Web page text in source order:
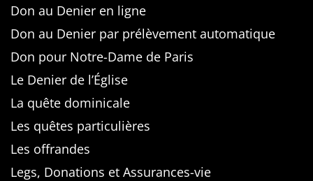
Don au Denier en ligne
Don au Denier par prélèvement automatique
Don pour Notre-Dame de Paris
Le Denier de l’Église
La quête dominicale
Les quêtes particulières
Les offrandes
Legs, Donations et Assurances-vie